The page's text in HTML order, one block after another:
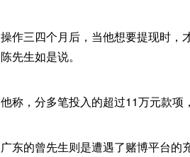
操作三四个月后，当他想要提现时，
陈先生如是说。
他称，分多笔投入的超过11万元款项
广东的曾先生则是遭遇了赌博平台的